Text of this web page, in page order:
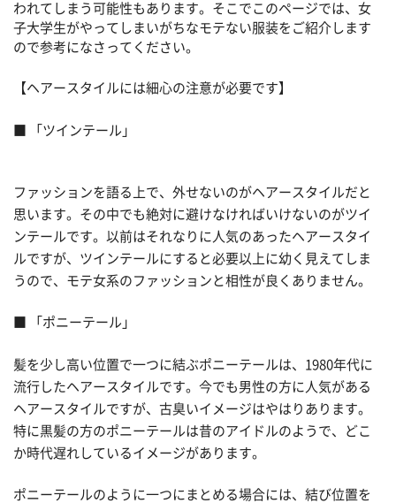
われてしまう可能性もあります。そこでこのページでは、女
子大学生がやってしまいがちなモテない服装をご紹介します
ので参考になさってください。
【ヘアースタイルには細心の注意が必要です】
■ 「ツインテール」
ファッションを語る上で、外せないのがヘアースタイルだと
思います。その中でも絶対に避けなければいけないのがツイ
ンテールです。以前はそれなりに人気のあったヘアースタイ
ルですが、ツインテールにすると必要以上に幼く見えてしま
うので、モテ女系のファッションと相性が良くありません。
■ 「ポニーテール」
髪を少し高い位置で一つに結ぶポニーテールは、1980年代に
流行したヘアースタイルです。今でも男性の方に人気がある
ヘアースタイルですが、古臭いイメージはやはりあります。
特に黒髪の方のポニーテールは昔のアイドルのようで、どこ
か時代遅れしているイメージがあります。
ポニーテールのように一つにまとめる場合には、結び位置を